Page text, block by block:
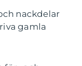
nackdelar
gamla